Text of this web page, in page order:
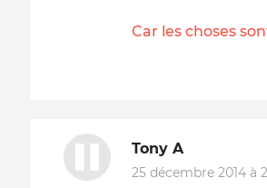
Car les choses
Tony A
25 décembre 2014 à